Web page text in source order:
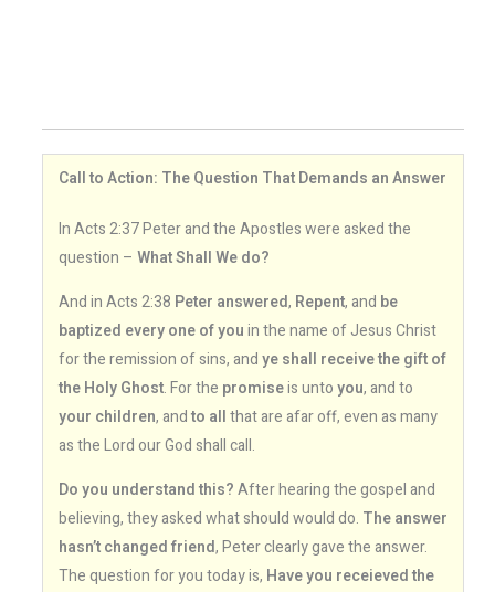
Call to Action: The Question That Demands an Answer
In Acts 2:37 Peter and the Apostles were asked the
question – What Shall We do?
And in Acts 2:38 Peter answered, Repent, and be
baptized every one of youin the name of Jesus Christ
for the remission of sins, andye shall receive the gift of
the Holy Ghost. For the promiseis untoyou, and to
your children, andto allthat are afar off, even as many
as the Lord our God shall call.
Do you understand this?After hearing the gospel and
believing, they asked what should would do. The answer
hasn’t changed friend, Peter clearly gave the answer.
The question for you today is, Have you receieved the